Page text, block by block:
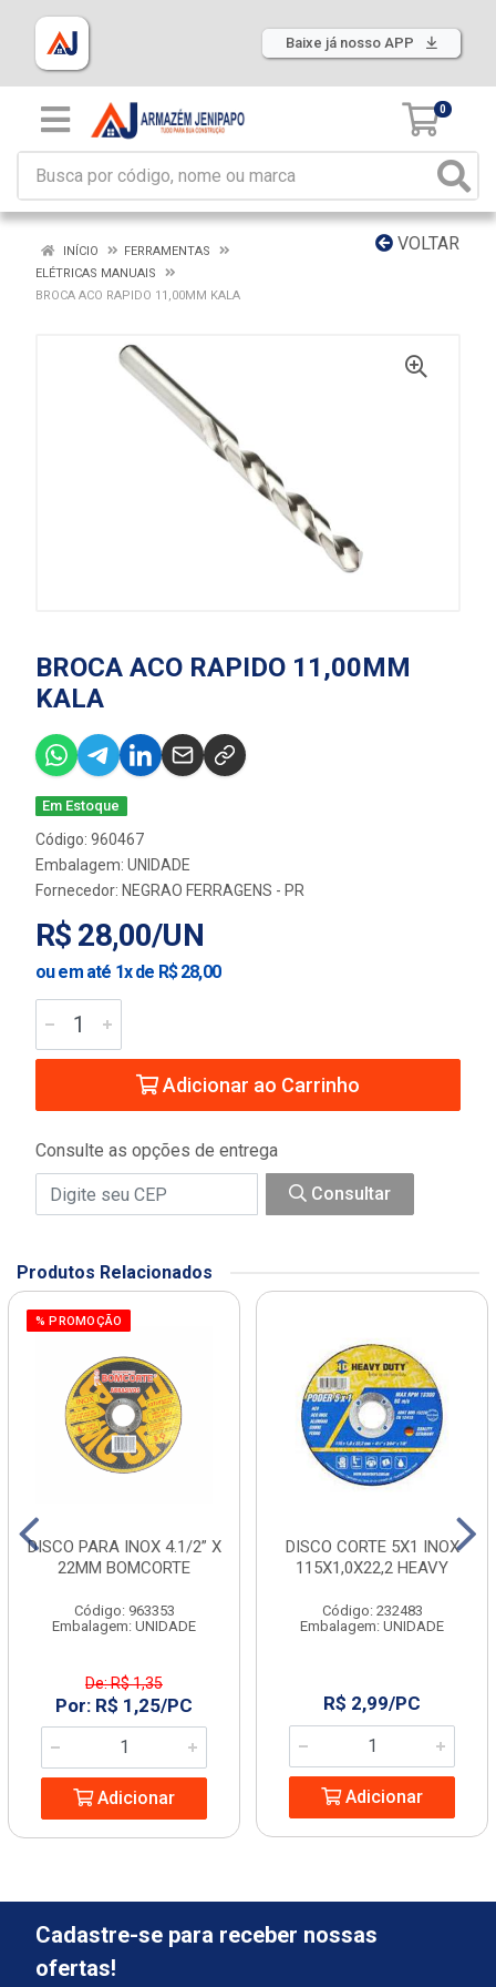
Baixe já nosso APP
0
VOLTAR
INÍCIO
FERRAMENTAS
ELÉTRICAS MANUAIS
BROCA ACO RAPIDO 11,00MM KALA
BROCA ACO RAPIDO 11,00MM
KALA
Em Estoque
Código: 960467
Embalagem: UNIDADE
Fornecedor: NEGRAO FERRAGENS - PR
R$ 28,00/UN
ou em até 1x de R$ 28,00
Adicionar ao Carrinho
Consulte as opções de entrega
Consultar
Produtos Relacionados
% PROMOÇÃO
DISCO PARA INOX 4.1/2” X
22MM BOMCORTE
Código: 963353
Embalagem: UNIDADE
De: R$ 1,35
Por: R$ 1,25/PC
Adicionar
DISCO CORTE 5X1 INOX
115X1,0X22,2 HEAVY
Código: 232483
Embalagem: UNIDADE
R$ 2,99/PC
Adicionar
Cadastre-se para receber nossas
ofertas!